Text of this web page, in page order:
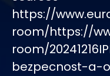
https://
room/https://
room/
bezpecnost-a-